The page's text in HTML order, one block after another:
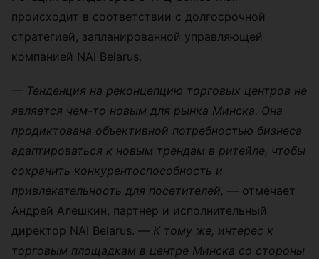
происходит в соответствии с долгосрочной
стратегией, запланированной управляющей
компанией NAI Belarus.
— Тенденция на реконцепцию торговых центров не
является чем-то новым для рынка Минска. Она
продиктована объективной потребностью бизнеса
адаптироваться к новым трендам в ритейле, чтобы
сохранить конкурентоспособность и
привлекательность для посетителей, — отмечает
Андрей Алешкин, партнер и исполнительный
директор NAI Belarus. — К тому же, интерес к
торговым площадкам в центре Минска со стороны